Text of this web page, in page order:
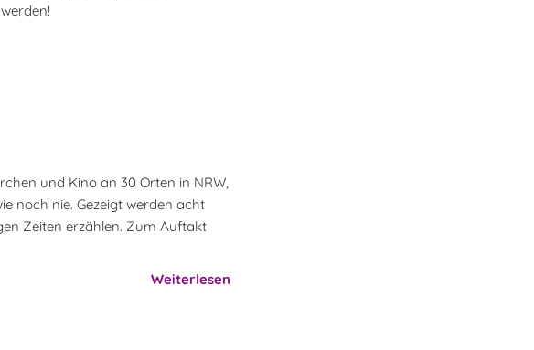
und Kino an 30 Orten in NRW,
noch nie. Gezeigt werden acht
Zeiten erzählen. Zum Auftakt
Weiterlesen